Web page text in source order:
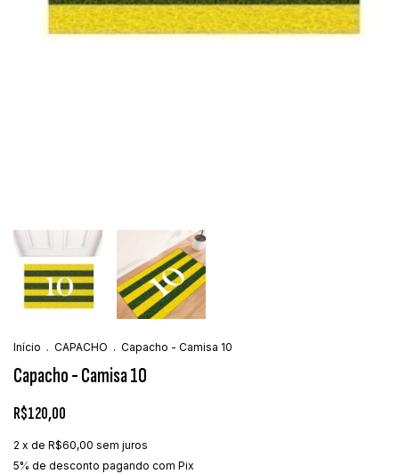
Início . CAPACHO . Capacho - Camisa 10
Capacho - Camisa 10
R$120,00
2 x de R$60,00 sem juros
5% de desconto pagando com Pix